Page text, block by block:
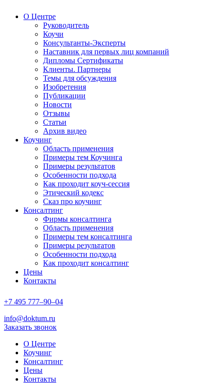
О Центре
Руководитель
Коучи
Консультанты-Эксперты
Наставник для первых лиц компаний
Дипломы Сертификаты
Клиенты. Партнеры
Темы для обсуждения
Изобретения
Публикации
Новости
Отзывы
Статьи
Архив видео
Коучинг
Область применения
Примеры тем Коучинга
Примеры результатов
Особенности подхода
Как проходит коуч-сессия
Этический кодекс
Сказ про коучинг
Консалтинг
Фирмы консалтинга
Область применения
Примеры тем консалтинга
Примеры результатов
Особенности подхода
Как проходит консалтинг
Цены
Контакты
+7 495 777–90–04
info@doktum.ru
Заказать звонок
О Центре
Коучинг
Консалтинг
Цены
Контакты